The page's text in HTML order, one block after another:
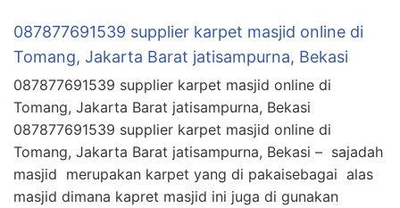
087877691539 supplier karpet masjid online di
Tomang, Jakarta Barat jatisampurna, Bekasi
087877691539 supplier karpet masjid online di
Tomang, Jakarta Barat jatisampurna, Bekasi
087877691539 supplier karpet masjid online di
Tomang, Jakarta Barat jatisampurna, Bekasi – sajadah
masjid merupakan karpet yang di pakaisebagai alas
masjid dimana kapret masjid ini juga di gunakan